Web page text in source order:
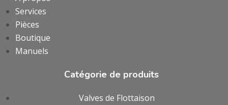
Services
Pièces
Boutique
Manuels
Catégorie de produits
Valves de Flottaison